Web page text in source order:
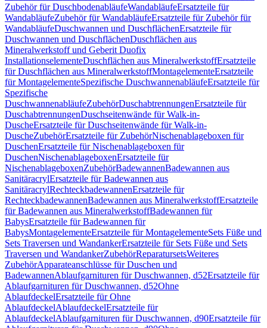
Zubehör für DuschbodenabläufeWandabläufeErsatzteile für
WandabläufeZubehör für WandabläufeErsatzteile für Zubehör für
WandabläufeDuschwannen und DuschflächenErsatzteile für
Duschwannen und DuschflächenDuschflächen aus
Mineralwerkstoff und Geberit Duofix
InstallationselementeDuschflächen aus MineralwerkstoffErsatzteile
für Duschflächen aus MineralwerkstoffMontagelementeErsatzteile
für MontagelementeSpezifische DuschwannenabläufeErsatzteile für
Spezifische
DuschwannenabläufeZubehörDuschabtrennungenErsatzteile für
DuschabtrennungenDuschseitenwände für Walk-in-
DuscheErsatzteile für Duschseitenwände für Walk-in-
DuscheZubehörErsatzteile für ZubehörNischenablageboxen für
DuschenErsatzteile für Nischenablageboxen für
DuschenNischenablageboxenErsatzteile für
NischenablageboxenZubehörBadewannenBadewannen aus
SanitäracrylErsatzteile für Badewannen aus
SanitäracrylRechteckbadewannenErsatzteile für
RechteckbadewannenBadewannen aus MineralwerkstoffErsatzteile
für Badewannen aus MineralwerkstoffBadewannen für
BabysErsatzteile für Badewannen für
BabysMontagelementeErsatzteile für MontagelementeSets Füße und
Sets Traversen und WandankerErsatzteile für Sets Füße und Sets
Traversen und WandankerZubehörReparatursetsWeiteres
ZubehörApparateanschlüsse für Duschen und
BadewannenAblaufgarnituren für Duschwannen, d52Ersatzteile für
Ablaufgarnituren für Duschwannen, d52Ohne
AblaufdeckelErsatzteile für Ohne
AblaufdeckelAblaufdeckelErsatzteile für
AblaufdeckelAblaufgarnituren für Duschwannen, d90Ersatzteile für